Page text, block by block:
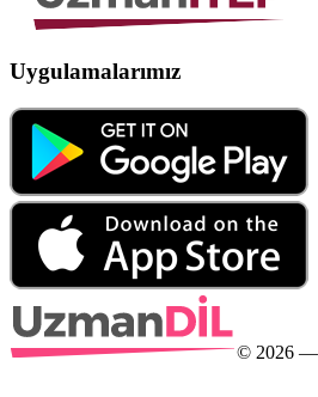
Uygulamalarımız
© 2026 —